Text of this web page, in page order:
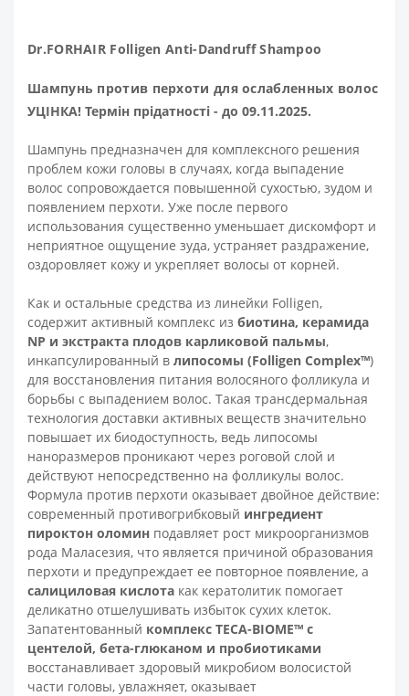
Dr.FORHAIR Folligen Anti-Dandruff Shampoo
Шампунь против перхоти для ослабленных волос
УЦІНКА! Термін прідатності - до 09.11.2025.
Шампунь предназначен для комплексного решения
проблем кожи головы в случаях, когда выпадение
волос сопровождается повышенной сухостью, зудом и
появлением перхоти. Уже после первого
использования существенно уменьшает дискомфорт и
неприятное ощущение зуда, устраняет раздражение,
оздоровляет кожу и укрепляет волосы от корней.
Как и остальные средства из линейки Folligen,
содержит активный комплекс из биотина, керамида
NP и экстракта плодов карликовой пальмы,
инкапсулированный в липосомы (Folligen Complex™)
для восстановления питания волосяного фолликула и
борьбы с выпадением волос. Такая трансдермальная
технология доставки активных веществ значительно
повышает их биодоступность, ведь липосомы
наноразмеров проникают через роговой слой и
действуют непосредственно на фолликулы волос.
Формула против перхоти оказывает двойное действие:
современный противогрибковый ингредиент
пироктон оломин подавляет рост микроорганизмов
рода Маласезия, что является причиной образования
перхоти и предупреждает ее повторное появление, а
салициловая кислота как кератолитик помогает
деликатно отшелушивать избыток сухих клеток.
Запатентованный комплекс TECA-BIOME™ с
центелой, бета-глюканом и пробиотиками
восстанавливает здоровый микробиом волосистой
части головы, увлажняет, оказывает